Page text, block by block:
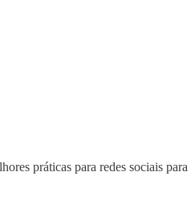
práticas para redes sociais